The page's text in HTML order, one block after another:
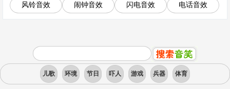
风铃音效 闹钟音效 闪电音效 电话音效
儿歌 环境 节日 吓人 游戏 兵器 体育